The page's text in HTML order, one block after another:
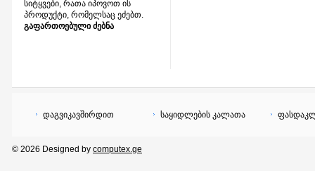
სიტყვები, რათა იპოვოთ ის
პროდუქტი, რომელსაც ეძებთ.
გაფართოებული ძებნა
დაგვიკავშირდით საყიდლების კალათა
© 2026 Designed by computex.ge